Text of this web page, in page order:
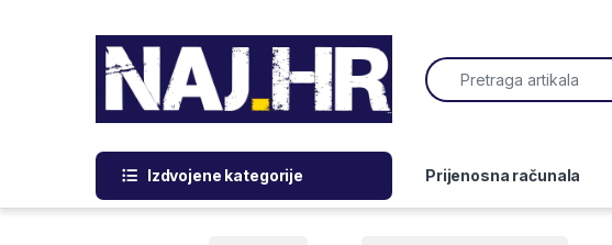
Search for:
Izdvojene kategorije Prijenosna računala